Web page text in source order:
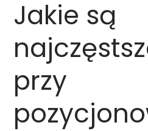
Jakie są
przy